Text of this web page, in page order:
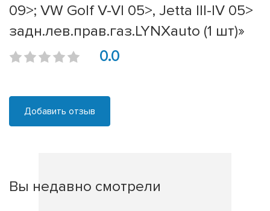
09>; VW Golf V-VI 05>, Jetta III-IV 05>
задн.лев.прав.газ.LYNXauto (1 шт)»
0.0
Добавить отзыв
Вы недавно смотрели